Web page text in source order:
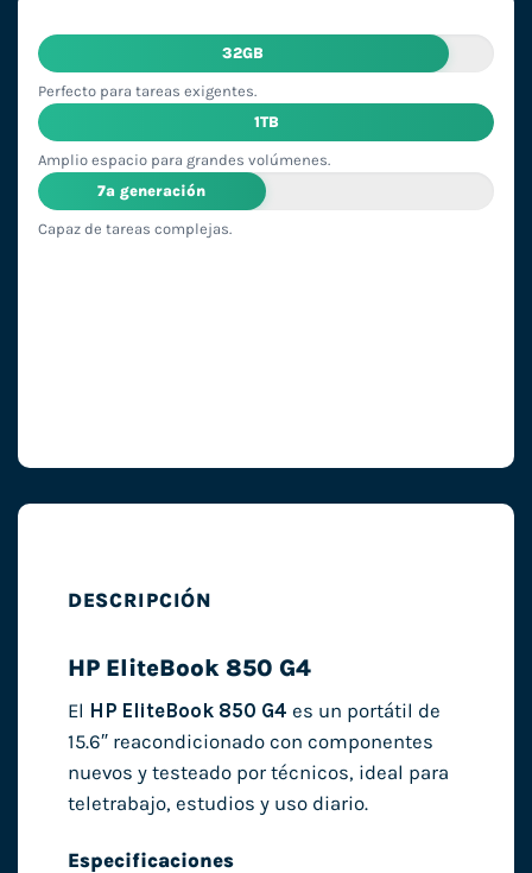
32GB
Perfecto para tareas exigentes.
1TB
Amplio espacio para grandes volúmenes.
7ª generación
Capaz de tareas complejas.
DESCRIPCIÓN
HP EliteBook 850 G4
El HP EliteBook 850 G4 es un portátil de
15.6″ reacondicionado con componentes
nuevos y testeado por técnicos, ideal para
teletrabajo, estudios y uso diario.
Especificaciones